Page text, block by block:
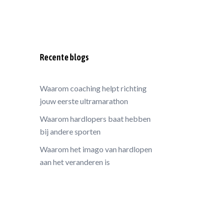
Recente blogs
Waarom coaching helpt richting
jouw eerste ultramarathon
Waarom hardlopers baat hebben
bij andere sporten
Waarom het imago van hardlopen
aan het veranderen is